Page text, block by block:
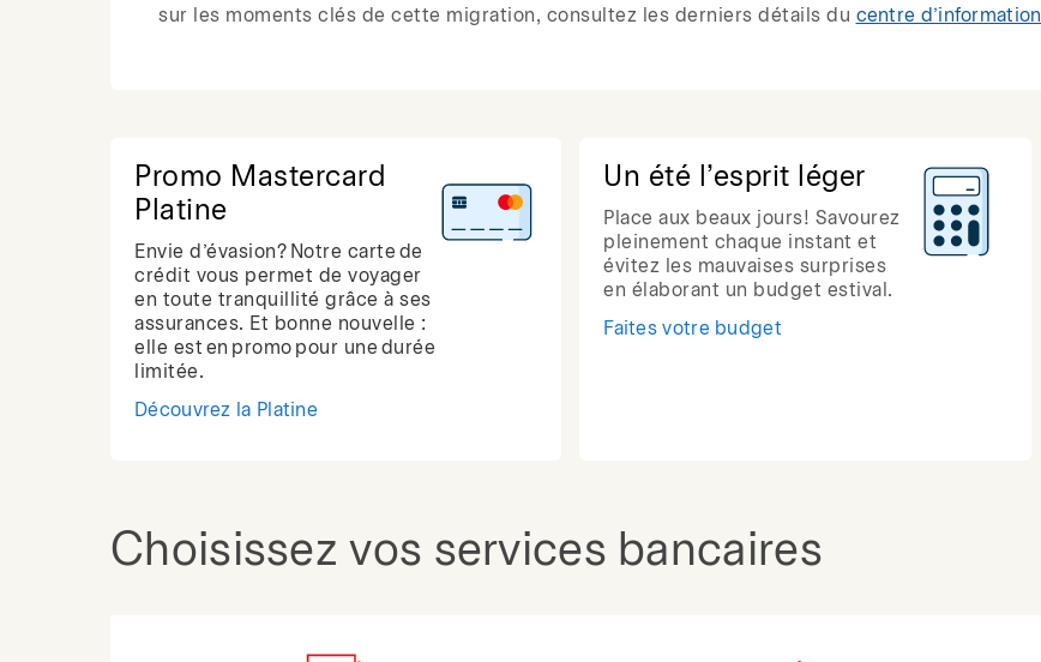
sur les moments clés de cette migration, consultez les derniers détails du centre d’information
Promo Mastercard
Platine
Envie d’évasion? Notre carte de
crédit vous permet de voyager
en toute tranquillité grâce à ses
assurances. Et bonne nouvelle :
elle est en promo pour une durée
limitée.
Découvrez la Platine
Un été l’esprit léger
Place aux beaux jours! Savourez
pleinement chaque instant et
évitez les mauvaises surprises
en élaborant un budget estival.
Faites votre budget
Choisissez vos services bancaires